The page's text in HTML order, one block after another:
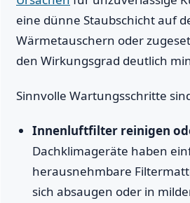
eine dünne Staubschicht auf
Wärmetauschern oder
den Wirkungsgrad deutlich
Sinnvolle Wartungsschritte
Innenluftfilter reinigen
Dachklimageräte haben
herausnehmbare
sich absaugen oder in